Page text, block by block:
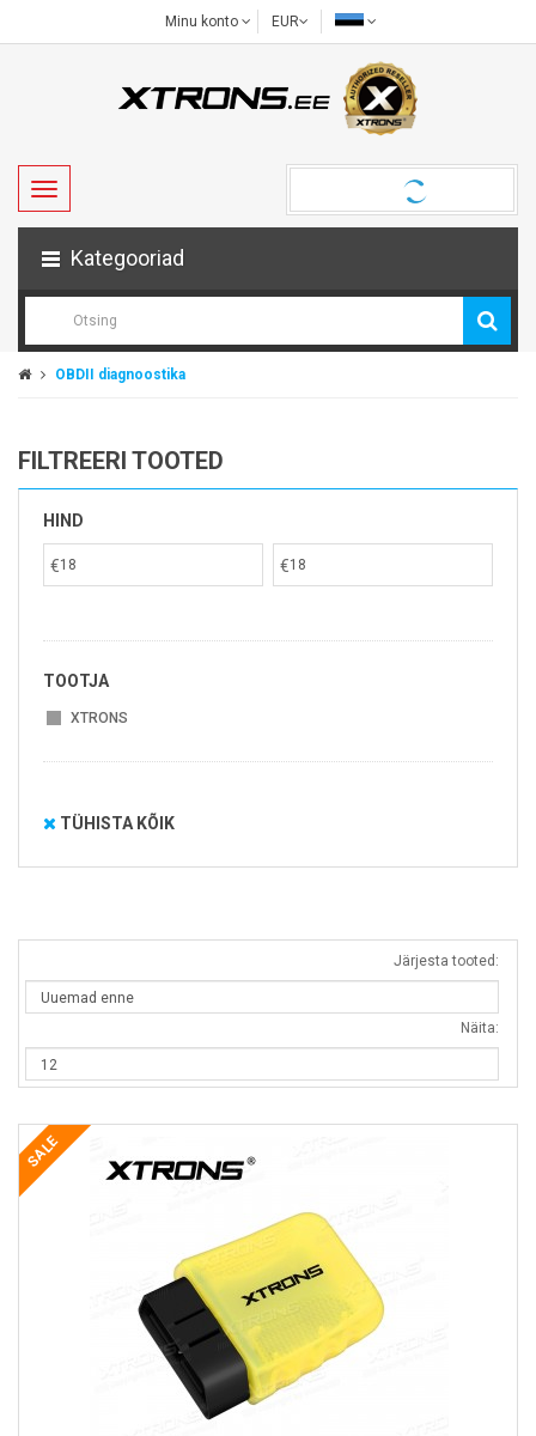
Minu konto EUR
Kategooriad
OBDII diagnoostika
FILTREERI TOOTED
HIND
€ €
TOOTJA
XTRONS
TÜHISTA KÕIK
Järjesta tooted:
Näita:
SALE